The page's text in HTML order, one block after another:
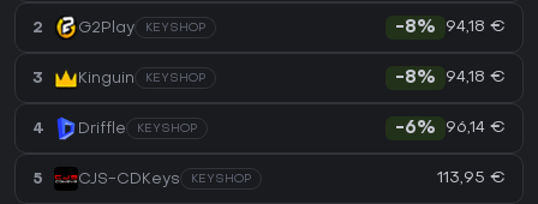
2 G2Play KEYSHOP -8% 94,18 €
3 Kinguin KEYSHOP -8% 94,18 €
4 Driffle KEYSHOP -6% 96,14 €
5 CJS-CDKeys KEYSHOP 113,95 €